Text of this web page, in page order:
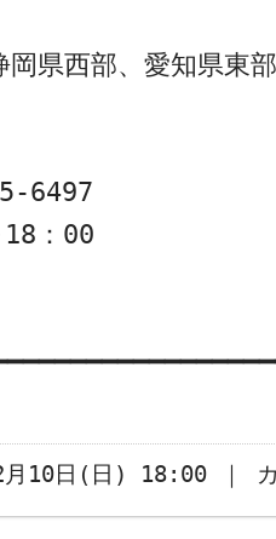
岡県西部、愛知県東部
6497
：00
月10日(日) 18:00 ｜ カ